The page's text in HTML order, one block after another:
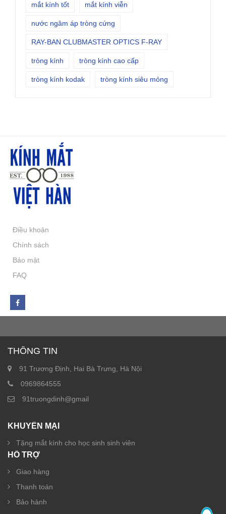
mắt kính tốt mắt kính viễn
nước ngâm áp tròng cứng
RAY-BAN CLUBMASTER OPTICS F-RAY
tròng kính tròng kính cao cấp
tròng kính kodak tròng kính siêu mỏng
Điều khoản
Chính sách
Bảo mật
FAQ
THÔNG TIN
91 Trương Định, Hai Bà Trưng, Hà Nội
0969864555
91truongdinh@gmail
KHUYẾN MẠI
Tặng mắt kính cho học sinh sinh viên
HỖ TRỢ
Giao hàng
Thanh toán
Bảo hành